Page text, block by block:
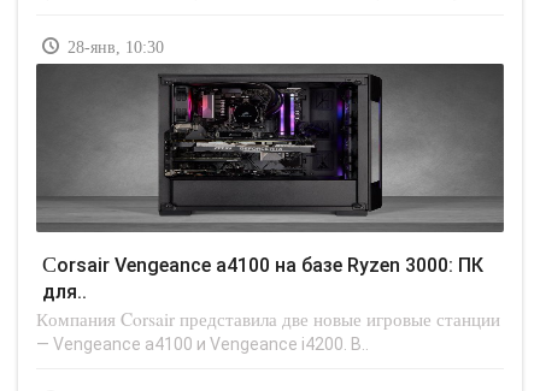
28-янв, 10:30
Corsair Vengeance a4100 на базе Ryzen 3000: ПК
для..
Компания Corsair представила две новые игровые станции
— Vengeance a4100 и Vengeance i4200. В..